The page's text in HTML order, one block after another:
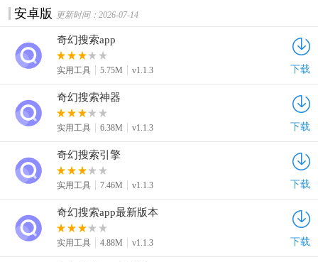
安卓版 更新时间：2026-07-14
奇幻搜索app
实用工具 5.75M v1.1.3 下载
奇幻搜索神器
实用工具 6.38M v1.1.3 下载
奇幻搜索引擎
实用工具 7.46M v1.1.3 下载
奇幻搜索app最新版本
实用工具 4.88M v1.1.3 下载